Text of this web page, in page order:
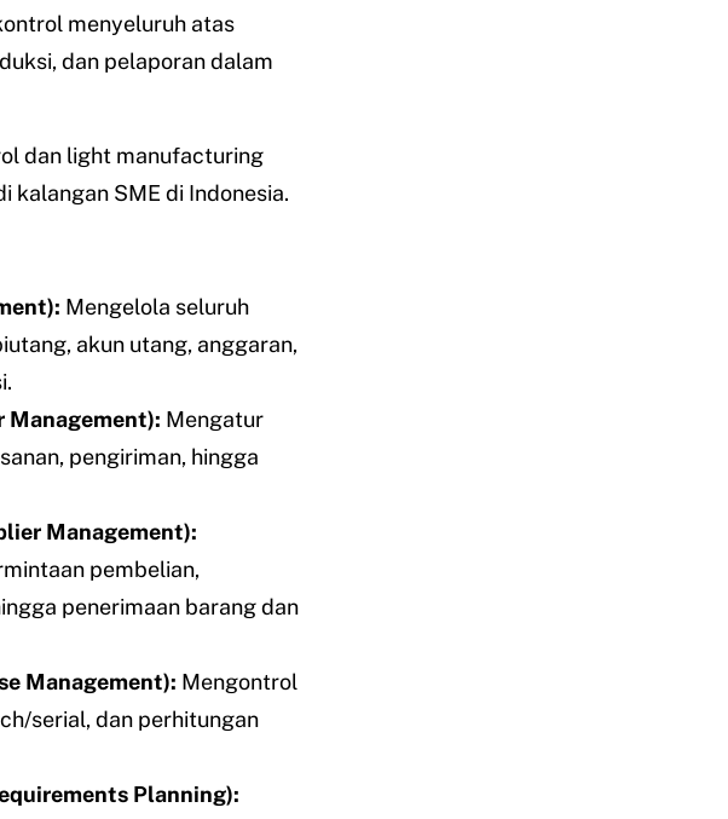
menyeluruh atas
dan pelaporan dalam
dan light manufacturing
kalangan SME di Indonesia.
Mengelola seluruh
akun utang, anggaran,
Management): Mengatur
pengiriman, hingga
Management):
pembelian,
penerimaan barang dan
Management): Mengontrol
serial, dan perhitungan
Planning):